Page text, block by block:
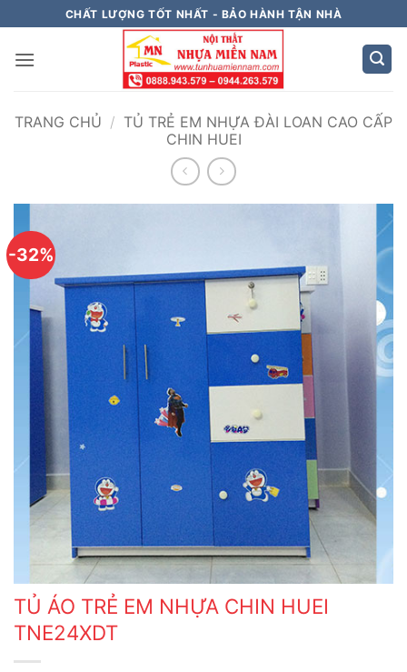
qua
nội
CHẤT LƯỢNG TỐT NHẤT - BẢO HÀNH TẬN NHÀ
TRANG CHỦ / TỦ TRẺ EM NHỰA ĐÀI LOAN CAO CẤP
CHIN HUEI
-32%
TỦ ÁO TRẺ EM NHỰA CHIN HUEI
TNE24XDT